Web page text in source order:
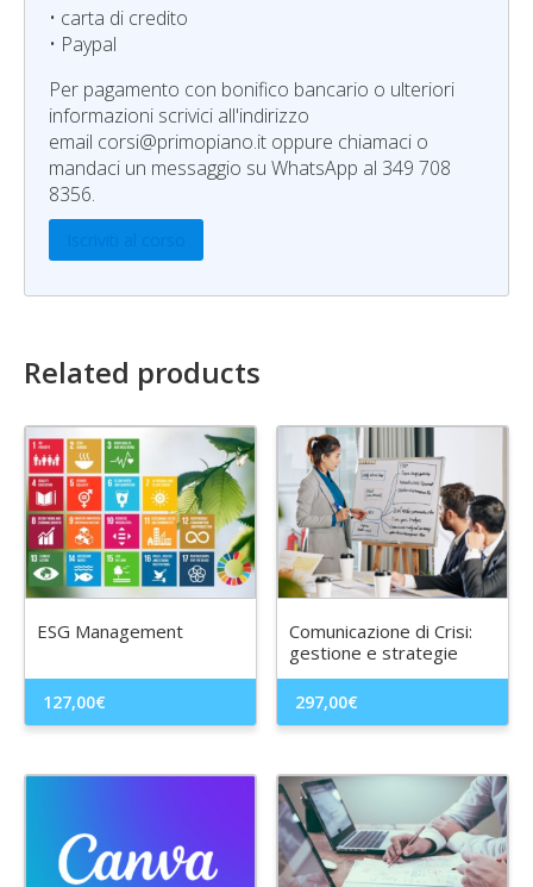
• carta di credito
• Paypal
Per pagamento con bonifico bancario o ulteriori
informazioni scrivici all'indirizzo
email corsi@primopiano.it oppure chiamaci o
mandaci un messaggio su WhatsApp al 349 708
8356.
Related products
ESG Management
127,00€
Comunicazione di Crisi:
gestione e strategie
297,00€